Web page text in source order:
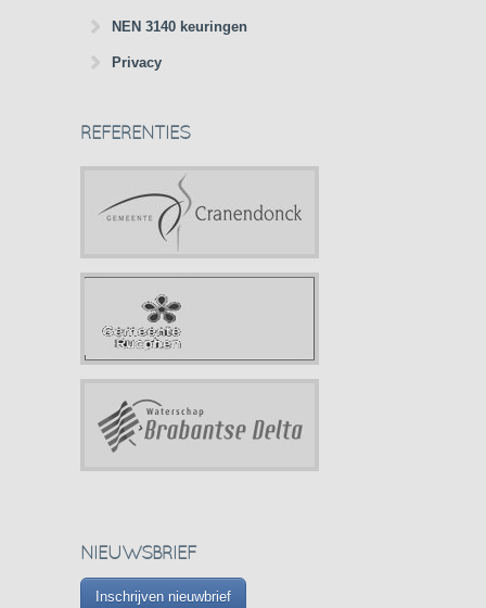
NEN 3140 keuringen
Privacy
REFERENTIES
NIEUWSBRIEF
Inschrijven nieuwbrief